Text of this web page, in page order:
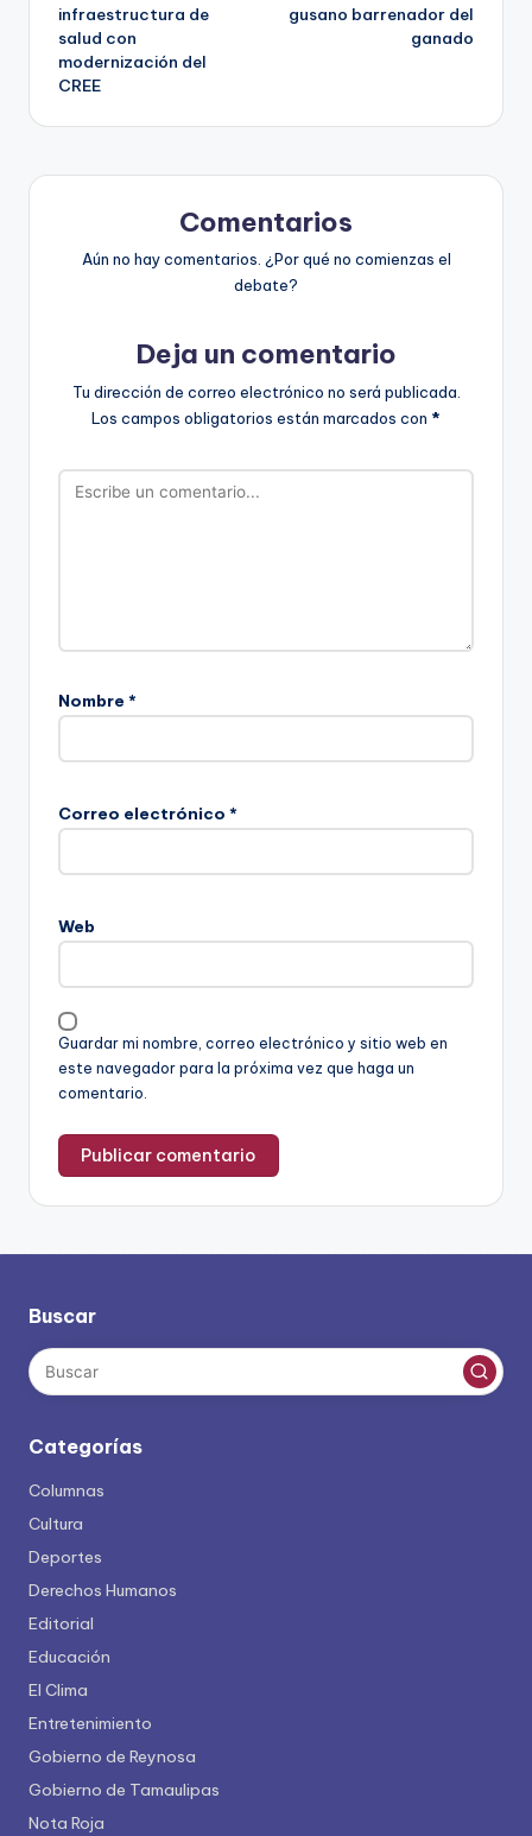
entradas
infraestructura de
salud con
modernización del
CREE
gusano barrenador del
ganado
Comentarios
Aún no hay comentarios. ¿Por qué no comienzas el
debate?
Deja un comentario
Tu dirección de correo electrónico no será publicada.
Los campos obligatorios están marcados con *
Nombre *
Correo electrónico *
Web
Guardar mi nombre, correo electrónico y sitio web en
este navegador para la próxima vez que haga un
comentario.
Buscar
Categorías
Columnas
Cultura
Deportes
Derechos Humanos
Editorial
Educación
El Clima
Entretenimiento
Gobierno de Reynosa
Gobierno de Tamaulipas
Nota Roja